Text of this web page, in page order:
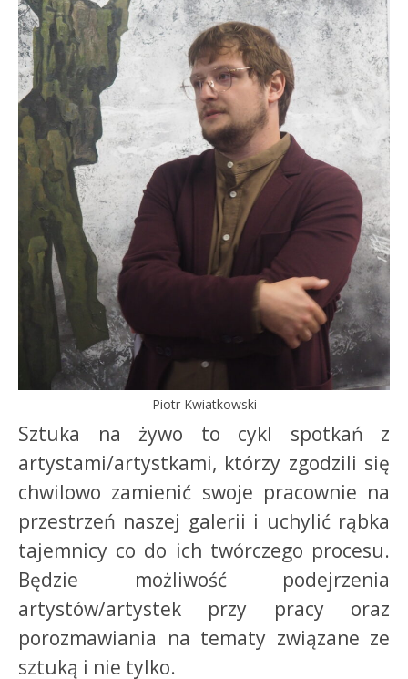
Piotr Kwiatkowski
Sztuka na żywo to cykl spotkań z
artystami/artystkami, którzy zgodzili się
chwilowo zamienić swoje pracownie na
przestrzeń naszej galerii i uchylić rąbka
tajemnicy co do ich twórczego procesu.
Będzie możliwość podejrzenia
artystów/artystek przy pracy oraz
porozmawiania na tematy związane ze
sztuką i nie tylko.